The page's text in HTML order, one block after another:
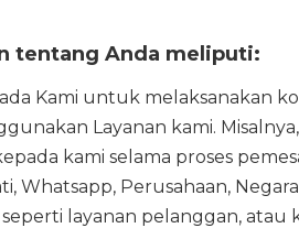
tentang Anda meliputi:
Kami untuk melaksanakan
Layanan kami.
kami selama proses
Whatsapp, Perusahaan,
layanan pelanggan,